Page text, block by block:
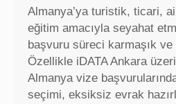
Almanya’ya turistik, ticari,
eğitim amacıyla seyahat
başvuru süreci karmaşık
Özellikle iDATA Ankara
Almanya vize
seçimi, eksiksiz evrak